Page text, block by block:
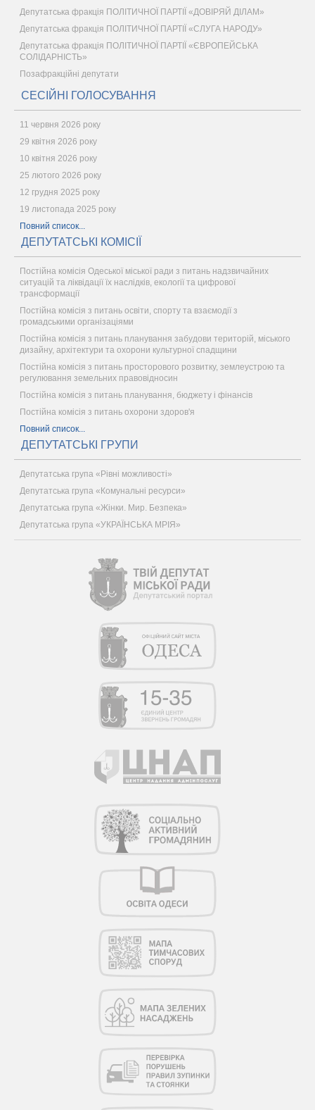
Депутатська фракція ПОЛІТИЧНОЇ ПАРТІЇ «ДОВІРЯЙ ДІЛАМ»
Депутатська фракція ПОЛІТИЧНОЇ ПАРТІЇ «СЛУГА НАРОДУ»
Депутатська фракція ПОЛІТИЧНОЇ ПАРТІЇ «ЄВРОПЕЙСЬКА
СОЛІДАРНІСТЬ»
Позафракційні депутати
СЕСІЙНІ ГОЛОСУВАННЯ
11 червня 2026 року
29 квітня 2026 року
10 квітня 2026 року
25 лютого 2026 року
12 грудня 2025 року
19 листопада 2025 року
Повний список...
ДЕПУТАТСЬКІ КОМІСІЇ
Постійна комісія Одеської міської ради з питань надзвичайних
ситуацій та ліквідації їх наслідків, екології та цифрової
трансформації
Постійна комісія з питань освіти, спорту та взаємодії з
громадськими організаціями
Постійна комісія з питань планування забудови територій, міського
дизайну, архітектури та охорони культурної спадщини
Постійна комісія з питань просторового розвитку, землеустрою та
регулювання земельних правовідносин
Постійна комісія з питань планування, бюджету і фінансів
Постійна комісія з питань охорони здоров'я
Повний список...
ДЕПУТАТСЬКІ ГРУПИ
Депутатська група «Рівні можливості»
Депутатська група «Комунальні ресурси»
Депутатська група «Жінки. Мир. Безпека»
Депутатська група «УКРАЇНСЬКА МРІЯ»